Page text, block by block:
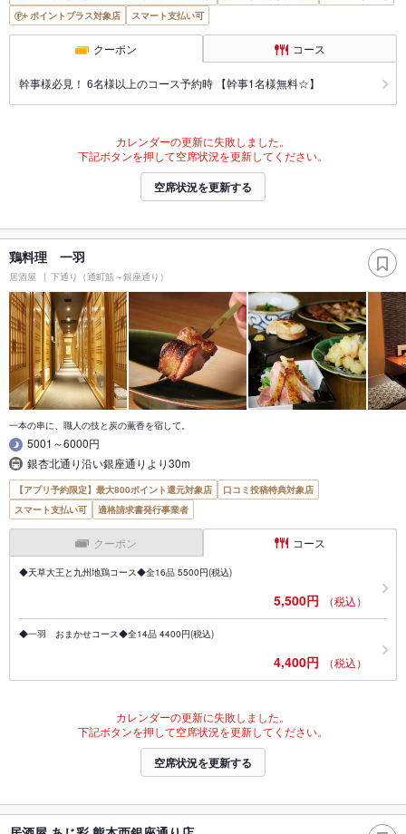
ポイントプラス対象店
スマート支払い可
クーポン コース
幹事様必見！ 6名様以上のコース予約時 【幹事1名様無料☆】
カレンダーの更新に失敗しました。
下記ボタンを押して空席状況を更新してください。
空席状況を更新する
鶏料理 一羽
居酒屋 下通り（通町筋～銀座通り）
一本の串に、職人の技と炭の薫香を宿して。
5001～6000円
銀杏北通り沿い銀座通りより30m
【アプリ予約限定】最大800ポイント還元対象店
口コミ投稿特典対象店
スマート支払い可
適格請求書発行事業者
クーポン コース
◆天草大王と九州地鶏コース◆全16品 5500円(税込)
5,500円 （税込）
◆一羽 おまかせコース◆全14品 4400円(税込)
4,400円 （税込）
カレンダーの更新に失敗しました。
下記ボタンを押して空席状況を更新してください。
空席状況を更新する